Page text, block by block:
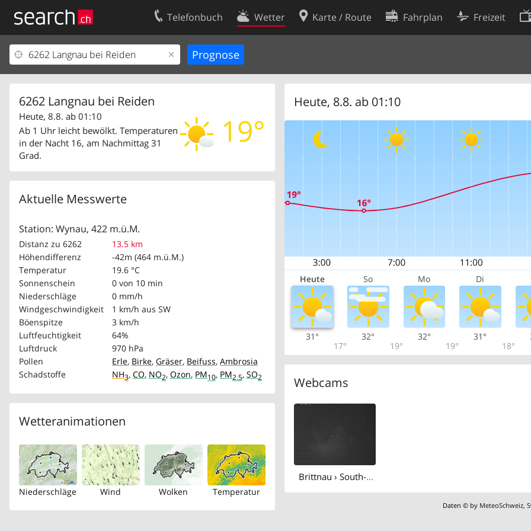
Telefonbuch Wetter Karte / Route Fahrplan Freizeit
6262 Langnau bei Reiden
19°
Heute, 8.8. ab 01:10
Ab 1 Uhr leicht bewölkt. Temperaturen
in der Nacht 16, am Nachmittag 31
Grad.
Aktuelle Messwerte
Station: Wynau, 422 m.ü.M.
Distanz zu 6262
13.5 km
Höhendifferenz
-42m (464 m.ü.M.)
Temperatur
19.6 °C
Sonnenschein
0 von 10 min
Niederschläge
0 mm/h
Windgeschwindigkeit
1 km/h aus SW
Böenspitze
3 km/h
Luftfeuchtigkeit
64%
Luftdruck
970 hPa
Pollen
Erle, Birke, Gräser, Beifuss, Ambrosia
Schadstoffe
NH3, CO, NO2, Ozon, PM10, PM2.5, SO2
Wetteranimationen
Niederschläge Wind Wolken Temperatur
Heute, 8.8. ab 01:10
Heute So Mo Di
31°
17°
32°
19°
32°
19°
31°
18°
Webcams
Brittnau › South-east: Storchensiedlung
Daten © by MeteoSchweiz,
Ihr Eintrag
Kundencenter Geschäftskunden
Kontakt
Nutzungsbedingungen
Cookie-Einstellungen